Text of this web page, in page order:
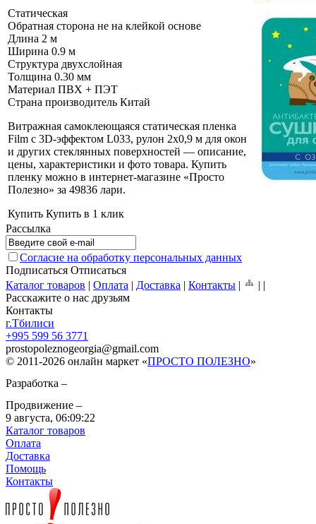
Статическая
Обратная сторона не на клейкой основе
Длина 2 м
Ширина 0.9 м
Структура двухслойная
Толщина 0.30 мм
Материал ПВХ + ПЭТ
Страна производитель Китай
Витражная самоклеющаяся статическая пленка
Film с 3D-эффектом L033, рулон 2х0,9 м для окон
и других стеклянных поверхностей — описание,
цены, характеристики и фото товара. Купить
пленку можно в интернет-магазине «Просто
Полезно» за 49836 лари.
Купить Купить в 1 клик
Рассылка
Согласие на обработку персональных данных
Подписаться Отписаться
Каталог товаров | Оплата | Доставка | Контакты | | |
Расскажите о нас друзьям
Контакты
г.Тбилиси
+995 599 56 3771
prostopoleznogeorgia@gmail.com
© 2011-2026 онлайн маркет «ПРОСТО ПОЛЕЗНО»
Разработка –
Продвижение –
9 августа, 06:09:22
Каталог товаров
Оплата
Доставка
Помощь
Контакты